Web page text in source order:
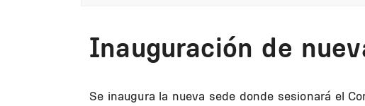
Inauguración de
Se inaugura la nueva sede donde sesionará el